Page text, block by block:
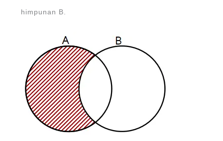
himpunan B.